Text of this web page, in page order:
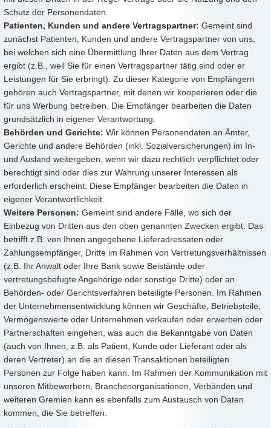
Schutz der Personendaten.
Patienten, Kunden und andere Vertragspartner: Gemeint sind
zunächst Patienten, Kunden und andere Vertragspartner von uns,
bei welchen sich eine Übermittlung Ihrer Daten aus dem Vertrag
ergibt (z.B., weil Sie für einen Vertragspartner tätig sind oder er
Leistungen für Sie erbringt). Zu dieser Kategorie von Empfängern
gehören auch Vertragspartner, mit denen wir kooperieren oder die
für uns Werbung betreiben. Die Empfänger bearbeiten die Daten
grundsätzlich in eigener Verantwortung.
Behörden und Gerichte: Wir können Personendaten an Ämter,
Gerichte und andere Behörden (inkl. Sozialversicherungen) im In-
und Ausland weitergeben, wenn wir dazu rechtlich verpflichtet oder
berechtigt sind oder dies zur Wahrung unserer Interessen als
erforderlich erscheint. Diese Empfänger bearbeiten die Daten in
eigener Verantwortlichkeit.
Weitere Personen: Gemeint sind andere Fälle, wo sich der
Einbezug von Dritten aus den oben genannten Zwecken ergibt. Das
betrifft z.B. von Ihnen angegebene Lieferadressaten oder
Zahlungsempfänger, Dritte im Rahmen von Vertretungsverhältnissen
(z.B. Ihr Anwalt oder Ihre Bank sowie Beistände oder
vertretungsbefugte Angehörige oder sonstige Dritte) oder an
Behörden- oder Gerichtsverfahren beteiligte Personen. Im Rahmen
der Unternehmensentwicklung können wir Geschäfte, Betriebsteile,
Vermögenswerte oder Unternehmen verkaufen oder erwerben oder
Partnerschaften eingehen, was auch die Bekanntgabe von Daten
(auch von Ihnen, z.B. als Patient, Kunde oder Lieferant oder als
deren Vertreter) an die an diesen Transaktionen beteiligten
Personen zur Folge haben kann. Im Rahmen der Kommunikation mit
unseren Mitbewerbern, Branchenorganisationen, Verbänden und
weiteren Gremien kann es ebenfalls zum Austausch von Daten
kommen, die Sie betreffen.